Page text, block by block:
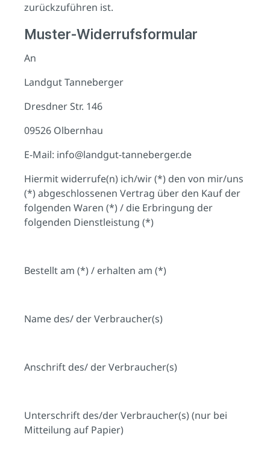
zurückzuführen ist.
Muster-Widerrufsformular
An
Landgut Tanneberger
Dresdner Str. 146
09526 Olbernhau
E-Mail: info@landgut-tanneberger.de
Hiermit widerrufe(n) ich/wir (*) den von mir/uns
(*) abgeschlossenen Vertrag über den Kauf der
folgenden Waren (*) / die Erbringung der
folgenden Dienstleistung (*)
Bestellt am (*) / erhalten am (*)
Name des/ der Verbraucher(s)
Anschrift des/ der Verbraucher(s)
Unterschrift des/der Verbraucher(s) (nur bei
Mitteilung auf Papier)